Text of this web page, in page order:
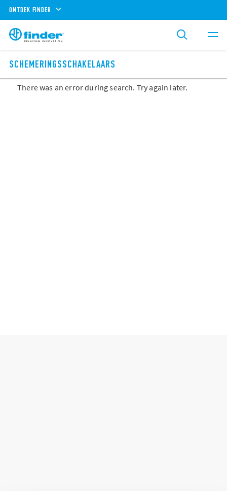
ONTDEK FINDER
SCHEMERINGSSCHAKELAARS
There was an error during search. Try again later.